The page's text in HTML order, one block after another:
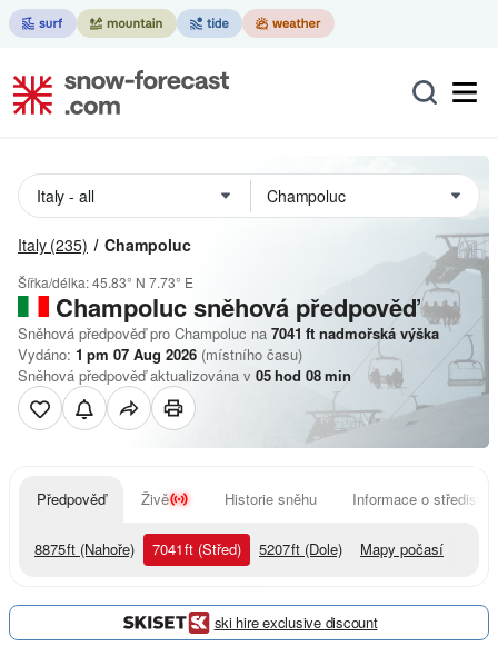
Italy (235) Champoluc
Šířka/délka:45.83° N 7.73° E
Champolucsněhová předpověď
Sněhová předpověď pro Champoluc na 7041 ft nadmořská výška
Vydáno: 1 pm 07 Aug 2026 (místního času)
Sněhová předpověď aktualizována v 05hod 08min
Předpověď Živě Historie sněhu Informace o středisku
8875ft (Nahoře) 7041ft (Střed) 5207ft (Dole) Mapy počasí
ski hire exclusive discount